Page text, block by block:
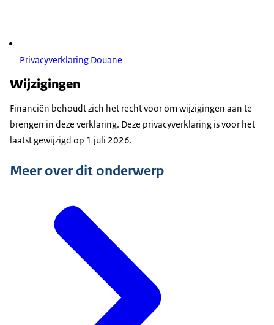
Privacyverklaring Douane
Wijzigingen
Financiën behoudt zich het recht voor om wijzigingen aan te
brengen in deze verklaring. Deze privacyverklaring is voor het
laatst gewijzigd op 1 juli 2026.
Meer over dit onderwerp